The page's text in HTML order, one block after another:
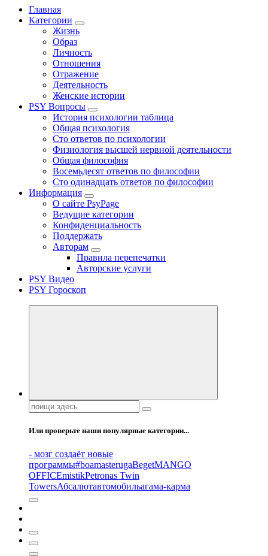
Главная
Категории
Жизнь
Образ
Личность
Отношения
Отражение
Деятельность
Женские истории
PSY Вопросы
История психологии таблица
Общая психология
Сто ответов по психологии
Физиология высшей нервной деятельности
Общая философия
Восемьдесят ответов по философии
Сто одинадцать ответов по философии
Информация
О сайте PsyPage
Ведущие категории
Конфиденциальность
Поддержать
Авторам
Правила перепечатки
Авторские услуги
PSY Видео
PSY Гороскоп
Поиск:
Или проверьте наши популярные категории...
- мозг создаёт новые
программы#boamasterugaBegetMANGO
OFFICEmistikPetronas Twin
TowersАбсалютавтомобильагама-карма